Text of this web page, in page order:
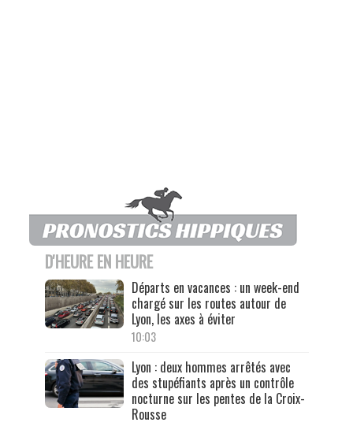
D'HEURE EN HEURE
Départs en vacances : un week-end
chargé sur les routes autour de
Lyon, les axes à éviter
10:03
Lyon : deux hommes arrêtés avec
des stupéfiants après un contrôle
nocturne sur les pentes de la Croix-
Rousse